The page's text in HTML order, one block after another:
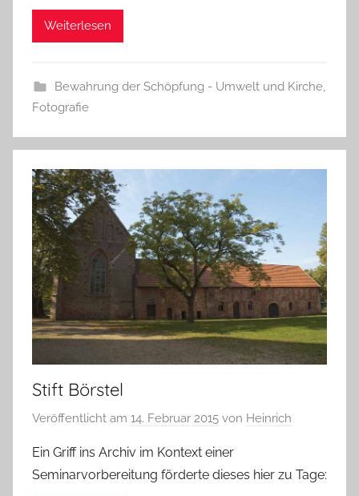
Weiterlesen
Bewahrung der Schöpfung - Umwelt und Kirche,
Fotografie
Stift Börstel
Veröffentlicht am 14. Februar 2015 von Heinrich
Ein Griff ins Archiv im Kontext einer
Seminarvorbereitung förderte dieses hier zu Tage: